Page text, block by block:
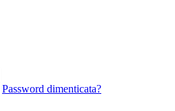
Password dimenticata?